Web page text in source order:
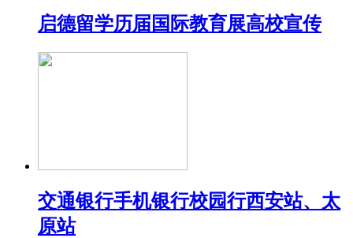
启德留学历届国际教育展高校宣传
交通银行手机银行校园行西安站、太
原站